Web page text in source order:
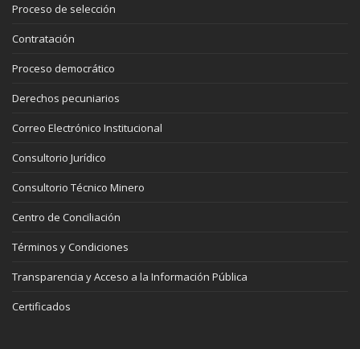
Proceso de selección
Contratación
Proceso democrático
Derechos pecuniarios
Correo Electrónico Institucional
Consultorio Jurídico
Consultorio Técnico Minero
Centro de Conciliación
Términos y Condiciones
Transparencia y Acceso a la Información Pública
Certificados